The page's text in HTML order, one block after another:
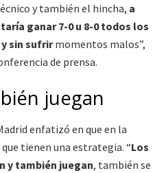
y también el hincha, a
ganar 7-0 u 8-0 todos los
sin sufrirmomentos malos”,
de prensa.
juegan
enfatizó en que en la
tienen una estrategia. “Los
y también juegan, también se